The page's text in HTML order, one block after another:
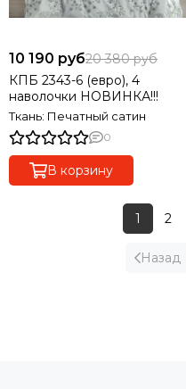
10 190 руб20 380 руб
КПБ 2343-6 (евро), 4
наволочки НОВИНКА!!!
Ткань: Печатный сатин
0
В корзину
Назад
1 2